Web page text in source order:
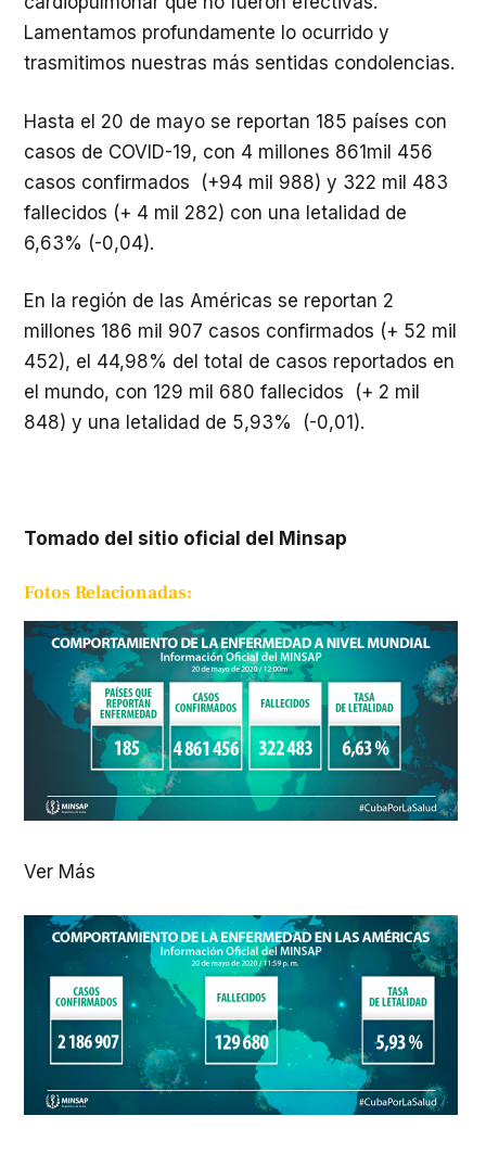
Lamentamos profundamente lo ocurrido y
trasmitimos nuestras más sentidas condolencias.
Hasta el 20 de mayo se reportan 185 países con
casos de COVID-19, con 4 millones 861mil 456
casos confirmados (+94 mil 988) y 322 mil 483
fallecidos (+ 4 mil 282) con una letalidad de
6,63% (-0,04).
En la región de las Américas se reportan 2
millones 186 mil 907 casos confirmados (+ 52 mil
452), el 44,98% del total de casos reportados en
el mundo, con 129 mil 680 fallecidos (+ 2 mil
848) y una letalidad de 5,93% (-0,01).
Tomado del sitio oficial del Minsap
Fotos Relacionadas:
Ver Más